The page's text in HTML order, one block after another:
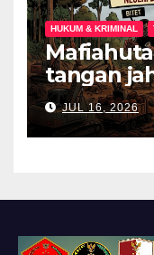
HUKUM & KRIMINAL
tangan
produksi
sawit
dirampas
JUL 16, 2026